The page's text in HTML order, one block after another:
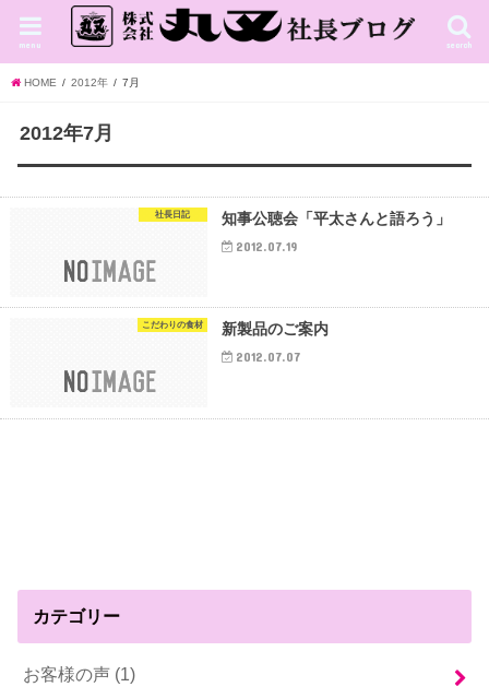
search
menu
HOME 2012年 7月
2012年7月
社長日記 知事公聴会「平太さんと語ろう」
2012.07.19
こだわりの食材 新製品のご案内
2012.07.07
カテゴリー
お客様の声 (1)